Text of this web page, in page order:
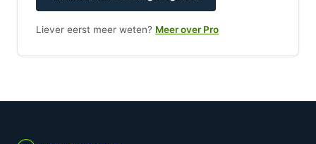
Liever eerst meer weten? Meer over Pro